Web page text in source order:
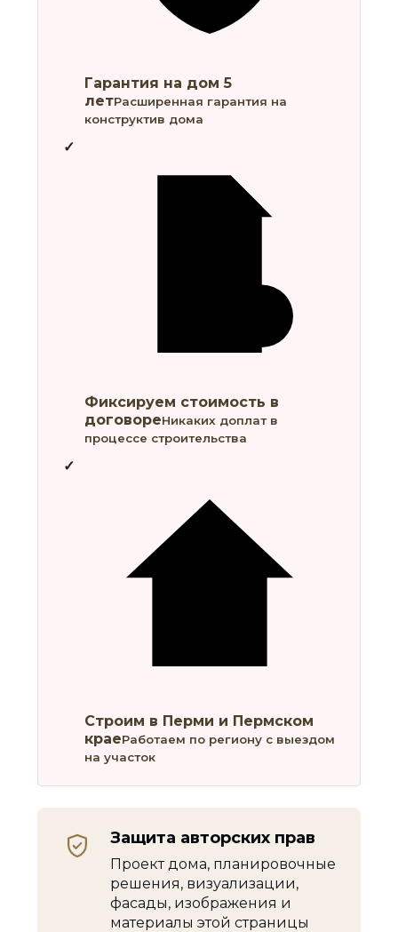
Гарантия на дом 5
летРасширенная гарантия на
конструктив дома
Фиксируем стоимость в
договореНикаких доплат в
процессе строительства
Строим в Перми и Пермском
краеРаботаем по региону с выездом
на участок
Защита авторских прав
Проект дома, планировочные
решения, визуализации,
фасады, изображения и
материалы этой страницы